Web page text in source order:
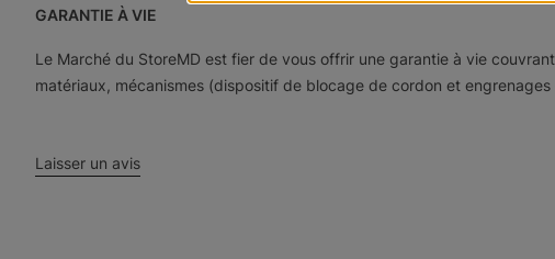
GARANTIE À VIE
Le Marché du StoreMD est fier de vous offrir une garantie à vie
matériaux, mécanismes (dispositif de blocage de cordon et
Laisser un avis